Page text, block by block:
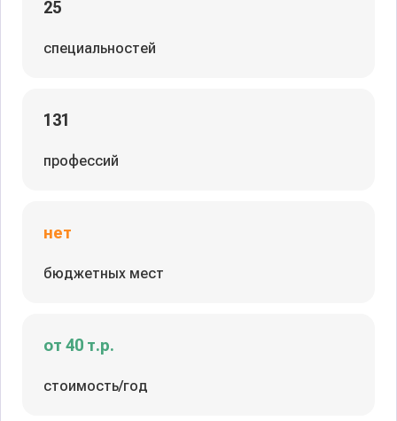
25
специальностей
131
профессий
нет
бюджетных мест
от 40 т.р.
стоимость/год